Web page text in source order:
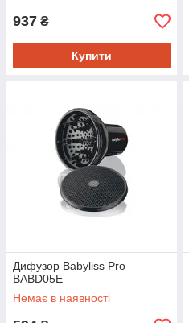
937 ₴
Купити
Дифузор Babyliss Pro
BABD05E
Немає в наявності